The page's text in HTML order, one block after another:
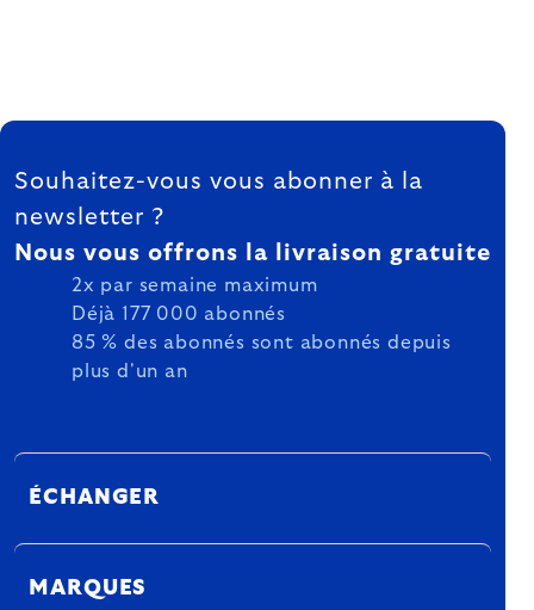
FOOTER
Souhaitez-vous vous abonner à la
newsletter ?
Nous vous offrons la livraison gratuite
2x par semaine maximum
Déjà 177 000 abonnés
85 % des abonnés sont abonnés depuis
plus d'un an
ÉCHANGER
MARQUES